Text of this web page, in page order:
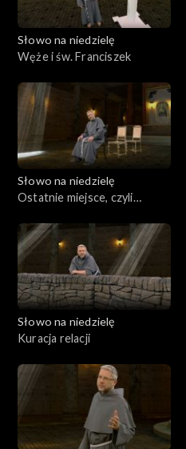
Słowo na niedzielę
Węże i św. Franciszek
Słowo na niedzielę
Ostatnie miejsce, czyli
Słowo na niedzielę
Kuracja relacji